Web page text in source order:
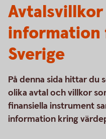
information
Sverige
På denna sida hittar du
olika avtal och villkor
finansiella instrument
information kring